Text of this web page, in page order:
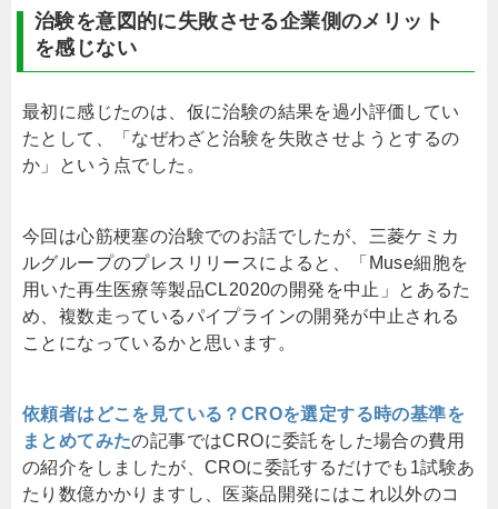
治験を意図的に失敗させる企業側のメリット
を感じない
最初に感じたのは、仮に治験の結果を過小評価してい
たとして、「なぜわざと治験を失敗させようとするの
か」という点でした。
今回は心筋梗塞の治験でのお話でしたが、三菱ケミカ
ルグループのプレスリリースによると、「Muse細胞を
用いた再生医療等製品CL2020の開発を中止」とあるた
め、複数走っているパイプラインの開発が中止される
ことになっているかと思います。
依頼者はどこを見ている？CROを選定する時の基準を
まとめてみたの記事ではCROに委託をした場合の費用
の紹介をしましたが、CROに委託するだけでも1試験あ
たり数億かかりますし、医薬品開発にはこれ以外のコ